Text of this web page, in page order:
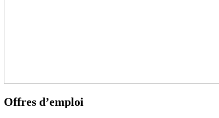
Offres d’emploi